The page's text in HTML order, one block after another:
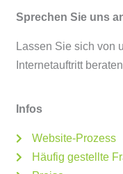
Sprechen Sie uns
Lassen Sie sich von
Internetauftritt
Infos
Website-Prozess
Häufig gestellte